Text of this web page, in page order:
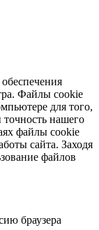
Файлы cookie
для того,
нашего
файлы cookie
сайта. Заходя
файлов
браузера